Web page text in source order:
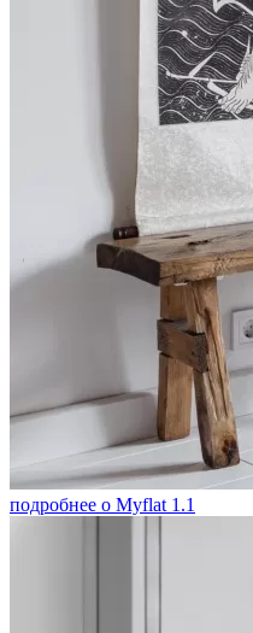
подробнее о Myflat 1.1